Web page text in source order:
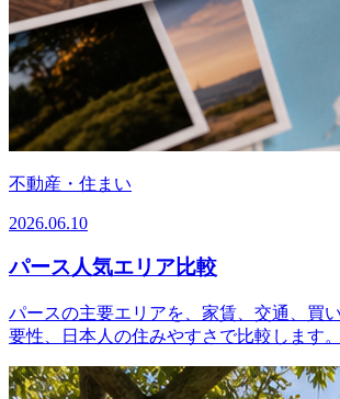
不動産・住まい
2026.06.10
パース人気エリア比較
パースの主要エリアを、家賃、交通、買
要性、日本人の住みやすさで比較します。